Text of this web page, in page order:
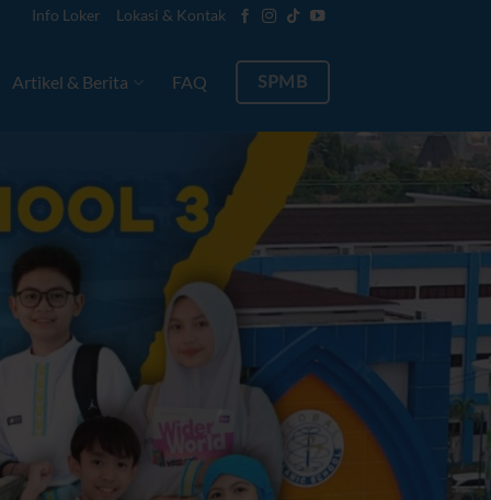
Info Loker Lokasi & Kontak
Artikel & Berita FAQ SPMB